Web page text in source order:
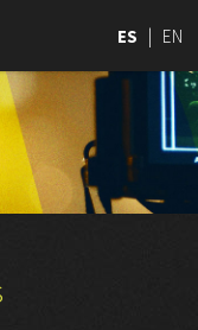
ES | EN